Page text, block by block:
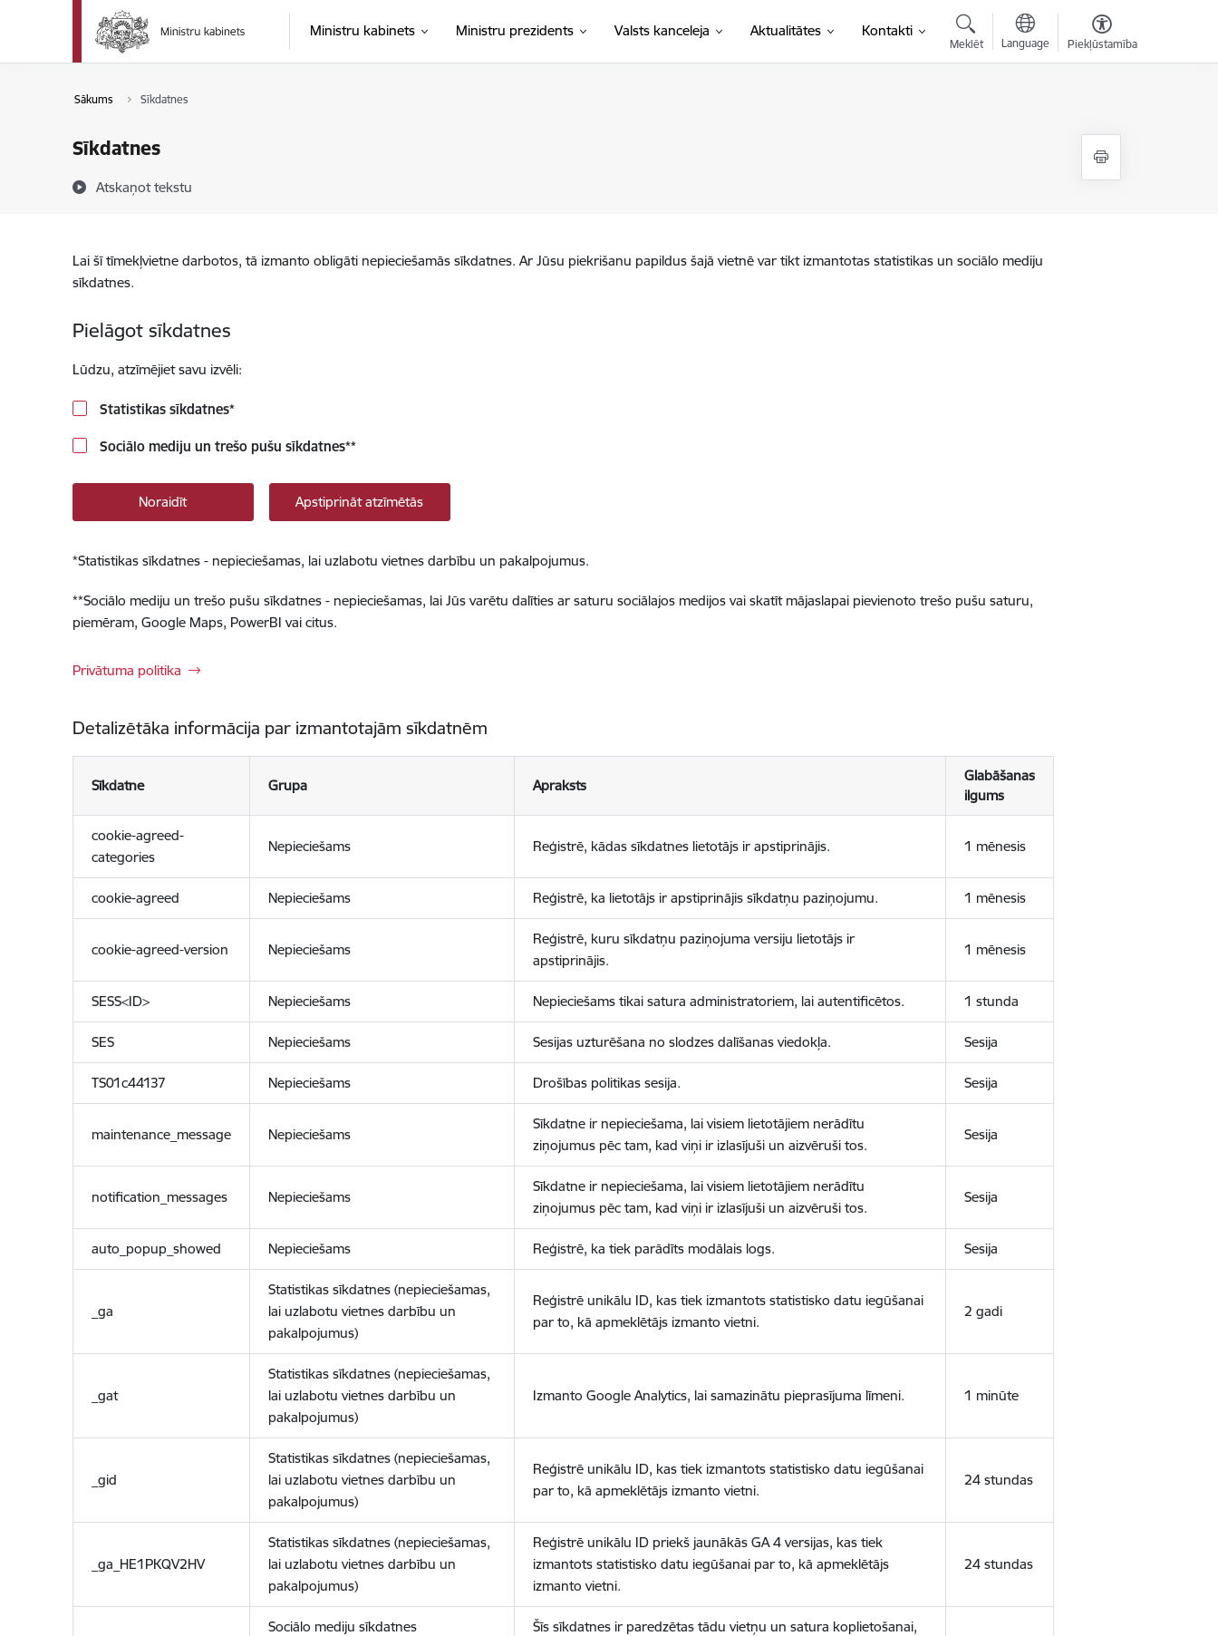
Pāriet uz lapas saturu
Ministru kabinets Ministru prezidents Valsts kanceleja Aktualitātes Kontakti
Meklēt Language Piekļūstamība
Sākums Sīkdatnes
Sīkdatnes
Atskaņot tekstu
Lai šī tīmekļvietne darbotos, tā izmanto obligāti nepieciešamās sīkdatnes. Ar Jūsu piekrišanu papildus šajā vietnē var tikt izmantotas statistikas un sociālo mediju
sīkdatnes.
Pielāgot sīkdatnes
Lūdzu, atzīmējiet savu izvēli:
Statistikas sīkdatnes*
Sociālo mediju un trešo pušu sīkdatnes**
Noraidīt Apstiprināt atzīmētās
*Statistikas sīkdatnes - nepieciešamas, lai uzlabotu vietnes darbību un pakalpojumus.
**Sociālo mediju un trešo pušu sīkdatnes - nepieciešamas, lai Jūs varētu dalīties ar saturu sociālajos medijos vai skatīt mājaslapai pievienoto trešo pušu saturu,
piemēram, Google Maps, PowerBI vai citus.
Privātuma politika
Detalizētāka informācija par izmantotajām sīkdatnēm
Sīkdatne Grupa Apraksts
Glabāšanas
ilgums
cookie-agreed-
categories
Nepieciešams Reģistrē, kādas sīkdatnes lietotājs ir apstiprinājis. 1 mēnesis
cookie-agreed Nepieciešams Reģistrē, ka lietotājs ir apstiprinājis sīkdatņu paziņojumu. 1 mēnesis
cookie-agreed-version Nepieciešams
Reģistrē, kuru sīkdatņu paziņojuma versiju lietotājs ir
apstiprinājis.
1 mēnesis
SESS<ID> Nepieciešams Nepieciešams tikai satura administratoriem, lai autentificētos. 1 stunda
SES Nepieciešams Sesijas uzturēšana no slodzes dalīšanas viedokļa. Sesija
TS01c44137 Nepieciešams Drošības politikas sesija. Sesija
maintenance_message Nepieciešams
Sīkdatne ir nepieciešama, lai visiem lietotājiem nerādītu
ziņojumus pēc tam, kad viņi ir izlasījuši un aizvēruši tos.
Sesija
notification_messages Nepieciešams
Sīkdatne ir nepieciešama, lai visiem lietotājiem nerādītu
ziņojumus pēc tam, kad viņi ir izlasījuši un aizvēruši tos.
Sesija
auto_popup_showed Nepieciešams Reģistrē, ka tiek parādīts modālais logs. Sesija
_ga
Statistikas sīkdatnes (nepieciešamas,
lai uzlabotu vietnes darbību un
pakalpojumus)
Reģistrē unikālu ID, kas tiek izmantots statistisko datu iegūšanai
par to, kā apmeklētājs izmanto vietni.
2 gadi
_gat
Statistikas sīkdatnes (nepieciešamas,
lai uzlabotu vietnes darbību un
pakalpojumus)
Izmanto Google Analytics, lai samazinātu pieprasījuma līmeni. 1 minūte
_gid
Statistikas sīkdatnes (nepieciešamas,
lai uzlabotu vietnes darbību un
pakalpojumus)
Reģistrē unikālu ID, kas tiek izmantots statistisko datu iegūšanai
par to, kā apmeklētājs izmanto vietni.
24 stundas
_ga_HE1PKQV2HV
Statistikas sīkdatnes (nepieciešamas,
lai uzlabotu vietnes darbību un
pakalpojumus)
Reģistrē unikālu ID priekš jaunākās GA 4 versijas, kas tiek
izmantots statistisko datu iegūšanai par to, kā apmeklētājs
izmanto vietni.
24 stundas
Sociālo mediju sīkdatnes
Šīs sīkdatnes ir paredzētas tādu vietņu un satura koplietošanai,